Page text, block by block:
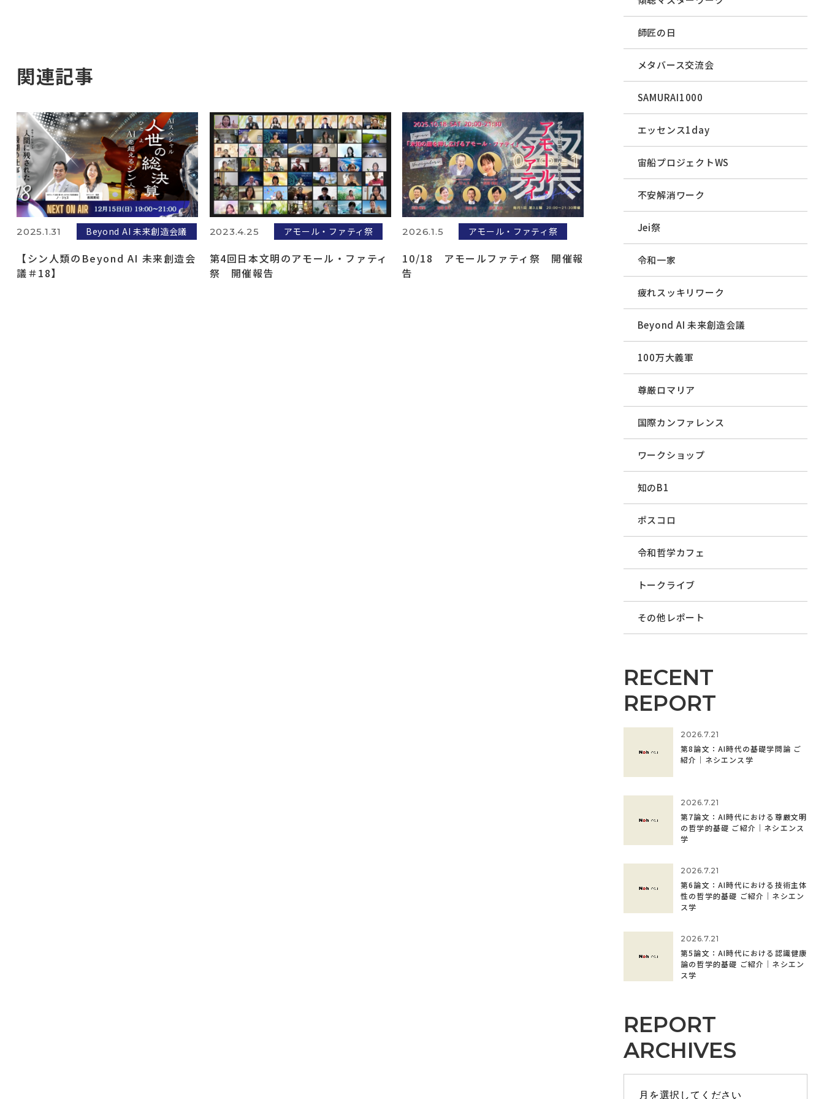
関連記事
2025.1.31 Beyond AI 未来創造会議
【シン人類のBeyond AI 未来創造会
議＃18】
2023.4.25 アモール・ファティ祭
第4回日本文明のアモール・ファティ
祭 開催報告
2026.1.5 アモール・ファティ祭
10/18 アモールファティ祭 開催報
告
師匠の日
メタバース交流会
SAMURAI1000
エッセンス1day
宙船プロジェクトWS
不安解消ワーク
Jei祭
令和一家
疲れスッキリワーク
Beyond AI 未来創造会議
100万大義軍
尊厳ロマリア
国際カンファレンス
ワークショップ
知のB1
ポスコロ
令和哲学カフェ
トークライブ
その他レポート
RECENT
REPORT
2026.7.21
第8論文：AI時代の基礎学問論 ご
紹介｜ネシエンス学
2026.7.21
第7論文：AI時代における尊厳文明
の哲学的基礎 ご紹介｜ネシエンス
学
2026.7.21
第6論文：AI時代における技術主体
性の哲学的基礎 ご紹介｜ネシエン
ス学
2026.7.21
第5論文：AI時代における認識健康
論の哲学的基礎 ご紹介｜ネシエン
ス学
REPORT
ARCHIVES